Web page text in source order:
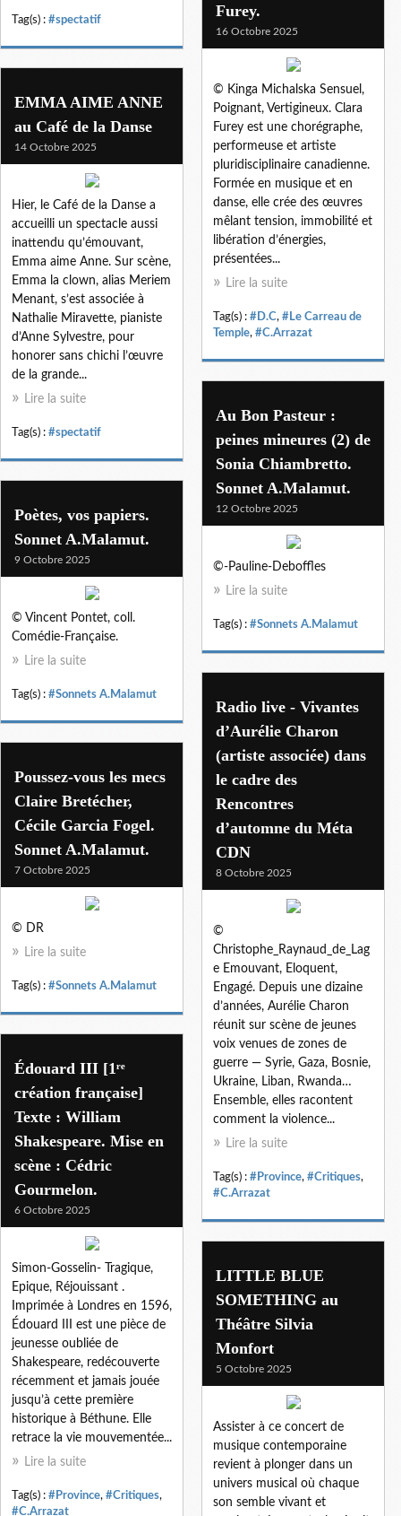
Tag(s) : #spectatif
Furey.
16 Octobre 2025
© Kinga Michalska Sensuel,
Poignant, Vertigineux. Clara
Furey est une chorégraphe,
performeuse et artiste
pluridisciplinaire canadienne.
Formée en musique et en
danse, elle crée des œuvres
mêlant tension, immobilité et
libération d’énergies,
présentées...
Lire la suite
Tag(s) : #D.C, #Le Carreau de
Temple, #C.Arrazat
EMMA AIME ANNE
au Café de la Danse
14 Octobre 2025
Hier, le Café de la Danse a
accueilli un spectacle aussi
inattendu qu’émouvant,
Emma aime Anne. Sur scène,
Emma la clown, alias Meriem
Menant, s’est associée à
Nathalie Miravette, pianiste
d’Anne Sylvestre, pour
honorer sans chichi l’œuvre
de la grande...
Lire la suite
Tag(s) : #spectatif
Au Bon Pasteur :
peines mineures (2) de
Sonia Chiambretto.
Sonnet A.Malamut.
12 Octobre 2025
©-Pauline-Deboffles
Lire la suite
Tag(s) : #Sonnets A.Malamut
Poètes, vos papiers.
Sonnet A.Malamut.
9 Octobre 2025
© Vincent Pontet, coll.
Comédie-Française.
Lire la suite
Tag(s) : #Sonnets A.Malamut
Radio live - Vivantes
d’Aurélie Charon
(artiste associée) dans
le cadre des
Rencontres
d’automne du Méta
CDN
8 Octobre 2025
©
Christophe_Raynaud_de_Lag
e Emouvant, Eloquent,
Engagé. Depuis une dizaine
d’années, Aurélie Charon
réunit sur scène de jeunes
voix venues de zones de
guerre — Syrie, Gaza, Bosnie,
Ukraine, Liban, Rwanda…
Ensemble, elles racontent
comment la violence...
Lire la suite
Tag(s) : #Province, #Critiques,
#C.Arrazat
Poussez-vous les mecs
Claire Bretécher,
Cécile Garcia Fogel.
Sonnet A.Malamut.
7 Octobre 2025
© DR
Lire la suite
Tag(s) : #Sonnets A.Malamut
Édouard III [1ʳᵉ
création française]
Texte : William
Shakespeare. Mise en
scène : Cédric
Gourmelon.
6 Octobre 2025
Simon-Gosselin- Tragique,
Epique, Réjouissant .
Imprimée à Londres en 1596,
Édouard III est une pièce de
jeunesse oubliée de
Shakespeare, redécouverte
récemment et jamais jouée
jusqu’à cette première
historique à Béthune. Elle
retrace la vie mouvementée...
Lire la suite
Tag(s) : #Province, #Critiques,
#C.Arrazat
LITTLE BLUE
SOMETHING au
Théâtre Silvia
Monfort
5 Octobre 2025
Assister à ce concert de
musique contemporaine
revient à plonger dans un
univers musical où chaque
son semble vivant et